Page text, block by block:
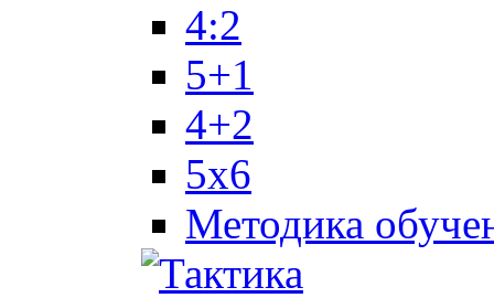
4:2
5+1
4+2
5x6
Методика